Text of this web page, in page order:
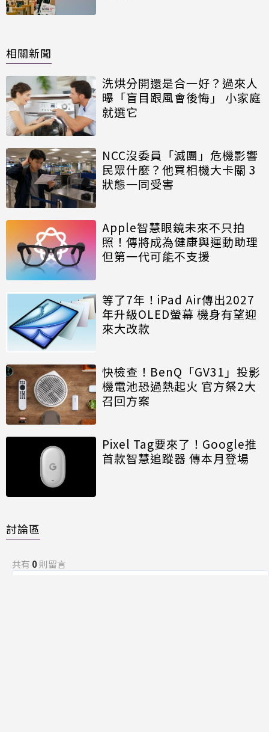
相關新聞
洗烘分開還是合一好？過來人
曝「盲目跟風會後悔」 小家庭
就選它
NCC沒委員「滅團」危機影響
民眾什麼？他買相機大卡關 3
狀態一同受害
Apple智慧眼鏡未來不只拍
照！傳將成為健康與運動助理
但第一代可能不支援
等了7年！iPad Air傳出2027
年升級OLED螢幕 機身有望迎
來大改款
快檢查！BenQ「GV31」投影
機電池恐過熱起火 官方祭2大
召回方案
Pixel Tag要來了！Google推
首款智慧追蹤器 傳本月登場
討論區
共有 0則留言